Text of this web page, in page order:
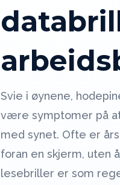
Svie i øynene,
være symptomer på
med synet. Ofte er
foran en skjerm, uten
lesebriller er som